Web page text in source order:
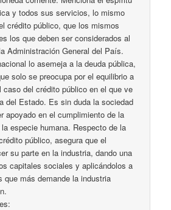
y todos sus servicios, lo mismo
crédito público, que los mismos
los que deben ser considerados al
Administración General del País.
lo asemeja a la deuda pública,
solo se preocupa por el equilibrio a
del crédito público en el que ve
del Estado. Es sin duda la sociedad
apoyado en el cumplimiento de la
especie humana. Respecto de la
público, asegura que el
su parte en la industria, dando una
capitales sociales y aplicándolos a
que más demande la industria